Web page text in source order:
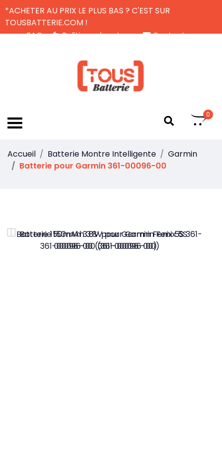
*ACHETER AU PRIX LE PLUS BAS ? C'EST SUR
TOUSBATTERIE.COM !
FAQ
Politique de retour
Contactez-nous
0
Accueil Batterie Montre Intelligente
Garmin
Batterie pour Garmin 361-00096-00